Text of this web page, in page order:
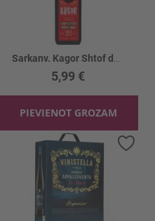
5,99 €
PIEVIENOT GROZAM
Pievienot vēlmju sarakstam